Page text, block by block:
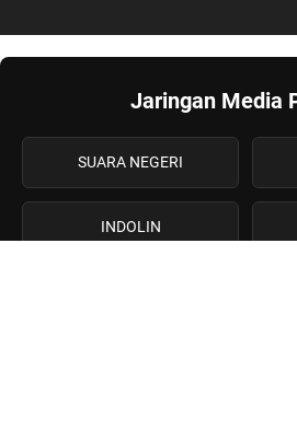
Jaringan Media
SUARA NEGERI
INDOLIN